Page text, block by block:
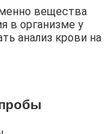
вещества
в организме у
анализ крови на